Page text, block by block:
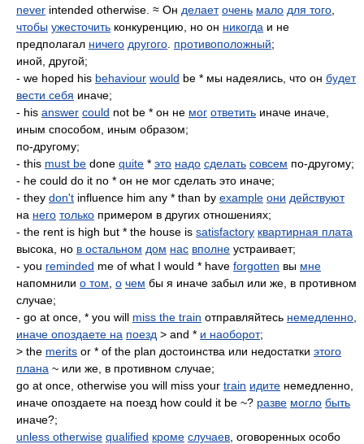
never intended otherwise. ≈ Он делает очень мало для того
чтобы ужесточить конкуренцию, но он никогда и не
предполагал ничего другого противоположный;
иной, другой;
- we hoped his behaviour would be * мы надеялись, что он будет
вести себя иначе;
- his answer could not be * он не мог ответить иначе иначе,
иным способом, иным образом;
по-другому;
- this must be done quite * это надо сделать совсем по-другому;
- he could do it no * он не мог сделать это иначе;
- they don't influence him any * than by example они действуют
на него только примером в других отношениях;
- the rent is high but * the house is satisfactory квартирная плата
высока, но в остальном дом нас вполне устраивает;
- you reminded me of what I would * have forgotten вы мне
напомнили о том о чем бы я иначе забыл или же, в противном
случае;
- go at once, * you will miss the train отправляйтесь немедленно
иначе опоздаете на поезд > and * и наоборот;
> the merits or * of the plan достоинства или недостатки этого
плана ~ или же, в противном случае;
go at once, otherwise you will miss your train идите немедленно,
иначе опоздаете на поезд how could it be ~? разве могло быть
иначе?;
unless otherwise qualified кроме случаев , оговоренных особо